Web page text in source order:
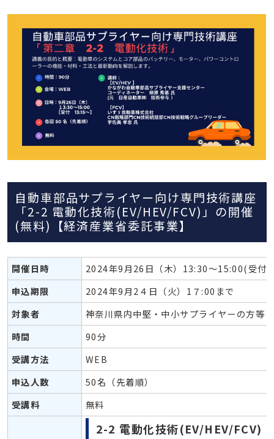
自動車部品サプライヤー向け専門技術講座
「2-2 電動化技術(EV/HEV/FCV)」の開催
(無料)【経済産業省委託事業】
開催日時
2024年9月26日（木）13:30～15:00(受付
申込期限
2024年9月2４日（火）1７:00まで
対象者
神奈川県内中堅・中小サプライヤーの方等
時間
90分
受講方法
WEB
申込人数
50名（先着順）
受講料
無料
2-2 電動化技術(EV/HEV/FCV)